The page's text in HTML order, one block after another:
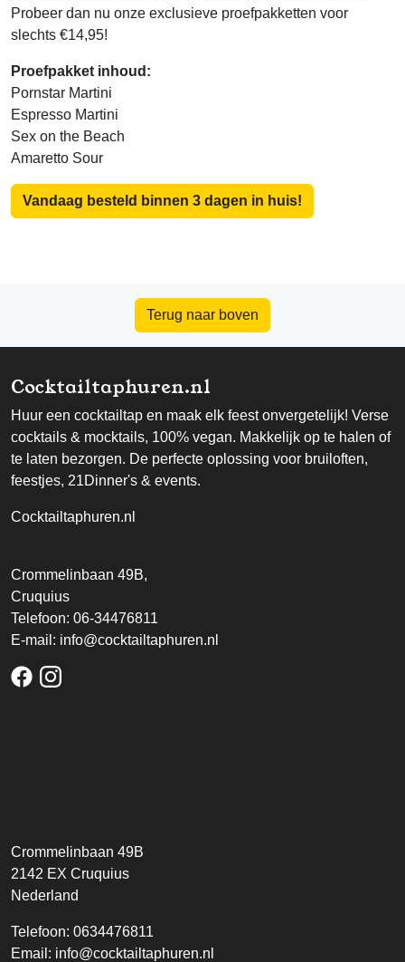
Probeer dan nu onze exclusieve proefpakketten voor
slechts €14,95!
Proefpakket inhoud:
Pornstar Martini
Espresso Martini
Sex on the Beach
Amaretto Sour
Vandaag besteld binnen 3 dagen in huis!
Terug naar boven
Cocktailtaphuren.nl
Huur een cocktailtap en maak elk feest onvergetelijk! Verse
cocktails & mocktails, 100% vegan. Makkelijk op te halen of
te laten bezorgen. De perfecte oplossing voor bruiloften,
feestjes, 21Dinner's & events.
Cocktailtaphuren.nl
Crommelinbaan 49B,
Cruquius
Telefoon: 06-34476811
E-mail: info@cocktailtaphuren.nl
facebook
Crommelinbaan 49B
2142 EX Cruquius
Nederland
Telefoon: 0634476811
Email: info@cocktailtaphuren.nl